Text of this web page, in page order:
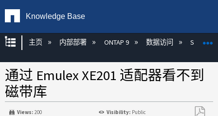
Knowledge Base
扩展/隐缩全局层次
主页 内部部署 ONTAP 9 数据访问 SAN
通过 Emulex XE201 适配器看不到
磁带库
Views: 200 Visibility: Public